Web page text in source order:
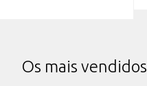
Os mais vendidos